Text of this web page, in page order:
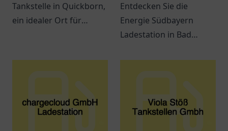
Tankstelle in Quickborn,
ein idealer Ort für
Freundlicher Service
Entdecken Sie die
Energie Südbayern
Ladestation in Bad
umweltfreundliche Fahrt